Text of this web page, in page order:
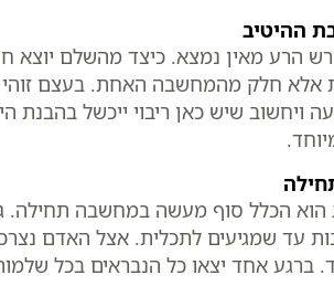
ההיטיב
הרע מאין נמצא. כיצד מהשלם יוצא
אלא חלק מהמחשבה האחת. בעצם זוהי
ויחשוב שיש כאן ריבוי ייכשל בהבנת
הוא הכלל סוף מעשה במחשבה
עד שמגיעים לתכלית. אצל האדם
ברגע אחד יצאו כל הנבראים בכל